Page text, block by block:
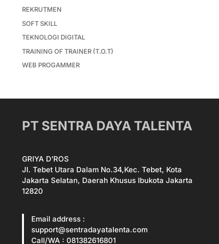
REKRUTMEN
SOFT SKILL
TEKNOLOGI DIGITAL
TRAINING OF TRAINER (T.O.T)
WEB PROGAMMER
PT SENTRA DAYA TALENTA
GRIYA D’ROS
Jl. Tebet Utara Dalam No.34,Kec. Tebet, Kota
Jakarta Selatan, Daerah Khusus Ibukota Jakarta
12820
Email address :
support@sentradayatalenta.com
Call/WA : 081382616801